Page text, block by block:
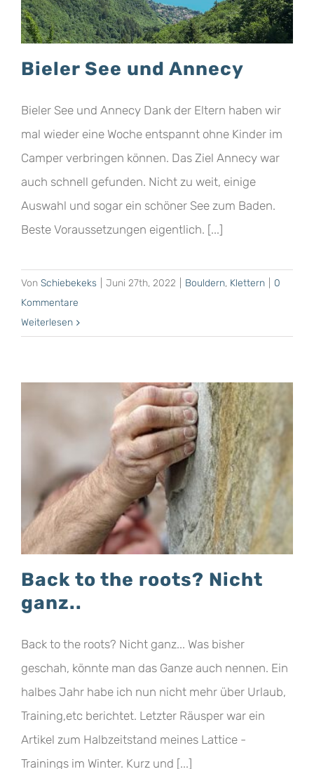
Bieler See und Annecy
Bieler See und Annecy Dank der Eltern haben wir
mal wieder eine Woche entspannt ohne Kinder im
Camper verbringen können. Das Ziel Annecy war
auch schnell gefunden. Nicht zu weit, einige
Auswahl und sogar ein schöner See zum Baden.
Beste Voraussetzungen eigentlich. [...]
Von Schiebekeks Juni 27th, 2022 Bouldern, Klettern
0
Kommentare
Weiterlesen
Back to the roots? Nicht
ganz..
Back to the roots? Nicht ganz... Was bisher
geschah, könnte man das Ganze auch nennen. Ein
halbes Jahr habe ich nun nicht mehr über Urlaub,
Training,etc berichtet. Letzter Räusper war ein
Artikel zum Halbzeitstand meines Lattice -
Trainings im Winter. Kurz und [...]